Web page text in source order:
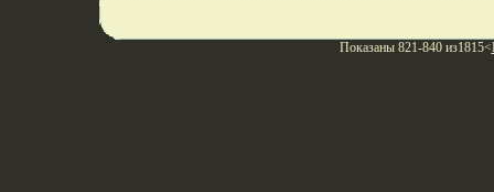
Показаны 821-840 из1815<